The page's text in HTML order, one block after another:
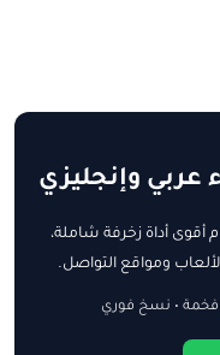
وإنجليزي
أداة زخرفة شاملة،
ومواقع التواصل.
فخمة • نسخ فوري